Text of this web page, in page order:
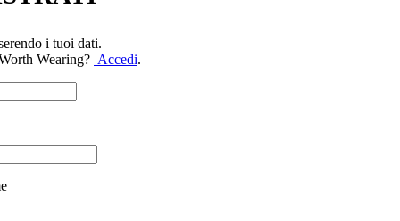
i tuoi dati.
Wearing? Accedi.